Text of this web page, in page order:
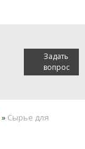
Задать
вопрос
» Сырье для